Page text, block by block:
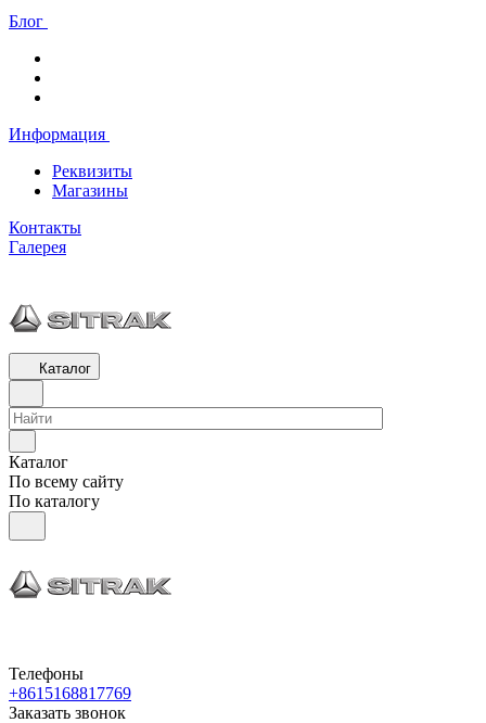
Блог
Информация
Реквизиты
Магазины
Контакты
Галерея
Каталог
Каталог
По всему сайту
По каталогу
Телефоны
+8615168817769
Заказать звонок